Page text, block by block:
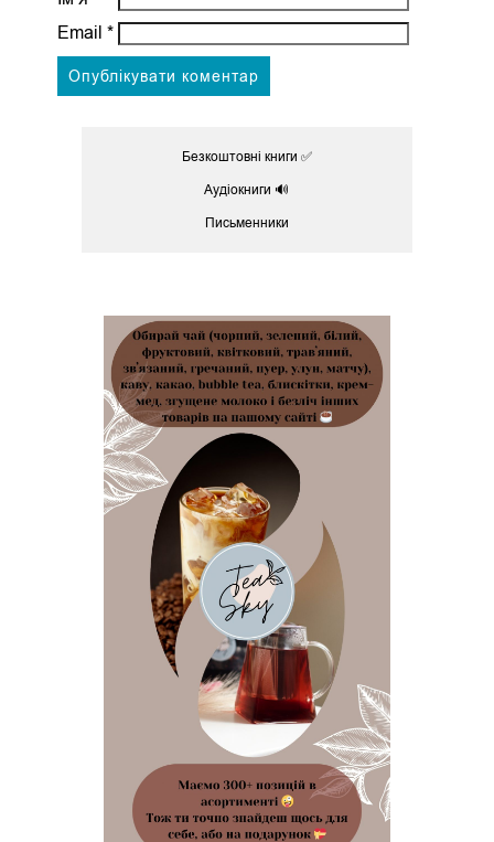
Email *
Безкоштовні книги ✅
Аудіокниги 🔊
Письменники